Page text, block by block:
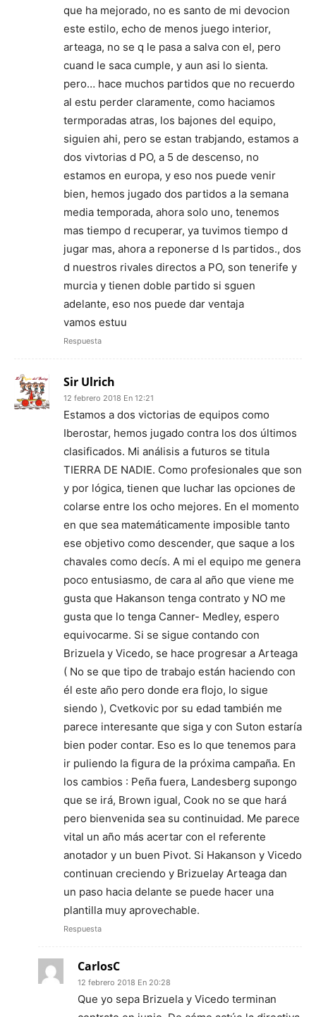
que ha mejorado, no es santo de mi devocion
este estilo, echo de menos juego interior,
arteaga, no se q le pasa a salva con el, pero
cuand le saca cumple, y aun asi lo sienta.
pero… hace muchos partidos que no recuerdo
al estu perder claramente, como haciamos
termporadas atras, los bajones del equipo,
siguien ahi, pero se estan trabjando, estamos a
dos vivtorias d PO, a 5 de descenso, no
estamos en europa, y eso nos puede venir
bien, hemos jugado dos partidos a la semana
media temporada, ahora solo uno, tenemos
mas tiempo d recuperar, ya tuvimos tiempo d
jugar mas, ahora a reponerse d ls partidos., dos
d nuestros rivales directos a PO, son tenerife y
murcia y tienen doble partido si sguen
adelante, eso nos puede dar ventaja
vamos estuu
Respuesta
Sir Ulrich
12 febrero 2018 En 12:21
Estamos a dos victorias de equipos como
Iberostar, hemos jugado contra los dos últimos
clasificados. Mi análisis a futuros se titula
TIERRA DE NADIE. Como profesionales que son
y por lógica, tienen que luchar las opciones de
colarse entre los ocho mejores. En el momento
en que sea matemáticamente imposible tanto
ese objetivo como descender, que saque a los
chavales como decís. A mi el equipo me genera
poco entusiasmo, de cara al año que viene me
gusta que Hakanson tenga contrato y NO me
gusta que lo tenga Canner- Medley, espero
equivocarme. Si se sigue contando con
Brizuela y Vicedo, se hace progresar a Arteaga
( No se que tipo de trabajo están haciendo con
él este año pero donde era flojo, lo sigue
siendo ), Cvetkovic por su edad también me
parece interesante que siga y con Suton estaría
bien poder contar. Eso es lo que tenemos para
ir puliendo la figura de la próxima campaña. En
los cambios : Peña fuera, Landesberg supongo
que se irá, Brown igual, Cook no se que hará
pero bienvenida sea su continuidad. Me parece
vital un año más acertar con el referente
anotador y un buen Pivot. Si Hakanson y Vicedo
continuan creciendo y Brizuelay Arteaga dan
un paso hacia delante se puede hacer una
plantilla muy aprovechable.
Respuesta
CarlosC
12 febrero 2018 En 20:28
Que yo sepa Brizuela y Vicedo terminan